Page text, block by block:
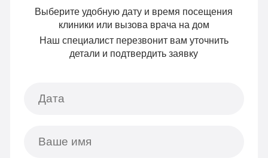
Выберите удобную дату и время посещения
клиники или вызова врача на дом
Наш специалист перезвонит вам уточнить
детали и подтвердить заявку